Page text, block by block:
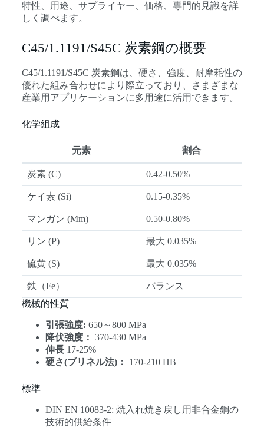
特性、用途、サプライヤー、価格、専門的見識を詳
しく調べます。
C45/1.1191/S45C 炭素鋼の概要
C45/1.1191/S45C 炭素鋼は、硬さ、強度、耐摩耗性の
優れた組み合わせにより際立っており、さまざまな
産業用アプリケーションに多用途に活用できます。
化学組成
元素 割合
炭素 (C) 0.42-0.50%
ケイ素 (Si) 0.15-0.35%
マンガン (Mm) 0.50-0.80%
リン (P) 最大 0.035%
硫黄 (S) 最大 0.035%
鉄（Fe）
バランス
機械的性質
引張強度: 650～800 MPa
降伏強度： 370-430 MPa
伸長17-25%
硬さ(ブリネル法)：
170-210 HB
標準
DIN EN 10083-2: 焼入れ焼き戻し用非合金鋼の
技術的供給条件